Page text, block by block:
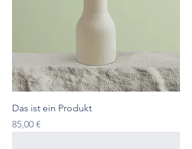
Das ist ein Produkt
Preis
85,00 €